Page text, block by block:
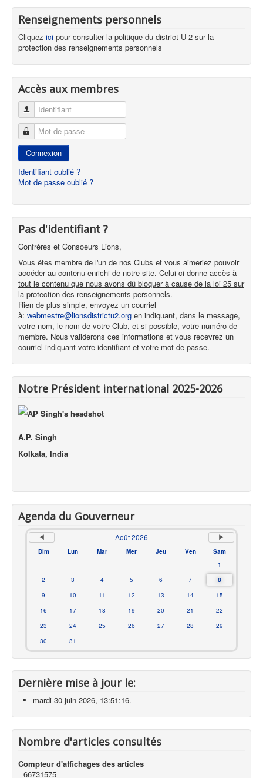
Renseignements personnels
Cliquez ici pour consulter la politique du district U-2 sur la
protection des renseignements personnels
Accès aux membres
Identifiant
Mot de passe
Connexion
Identifiant oublié ?
Mot de passe oublié ?
Pas d'identifiant ?
Confrères et Consoeurs Lions,
Vous êtes membre de l'un de nos Clubs et vous aimeriez pouvoir
accéder au contenu enrichi de notre site. Celui-ci donne accès à
tout le contenu que nous avons dû bloquer à cause de la loi 25 sur
la protection des renseignements personnels.
Rien de plus simple, envoyez un courriel
à: webmestre@lionsdistrictu2.org en indiquant, dans le message,
votre nom, le nom de votre Club, et si possible, votre numéro de
membre. Nous validerons ces informations et vous recevrez un
courriel indiquant votre identifiant et votre mot de passe.
Notre Président international 2025-2026
A.P. Singh
Kolkata, India
Agenda du Gouverneur
Août 2026
Dim Lun Mar Mer Jeu Ven
Sam
1
2
3 4 5 6 7
8
9
10 11 12 13 14
15
16
17 18 19 20 21
22
23
24 25 26 27 28
29
30
31
Dernière mise à jour le:
mardi 30 juin 2026, 13:51:16.
Nombre d'articles consultés
Compteur d'affichages des articles
66731575